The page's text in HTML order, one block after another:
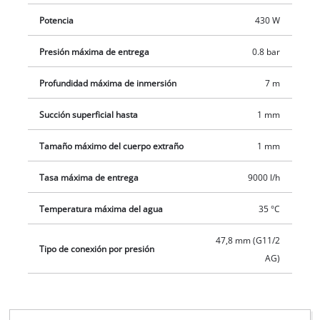
Potencia 430 W
Presión máxima de entrega 0.8 bar
Profundidad máxima de inmersión 7 m
Succión superficial hasta 1 mm
Tamaño máximo del cuerpo extraño 1 mm
Tasa máxima de entrega 9000 l/h
Temperatura máxima del agua 35 °C
Tipo de conexión por presión
47,8 mm (G11/2
AG)